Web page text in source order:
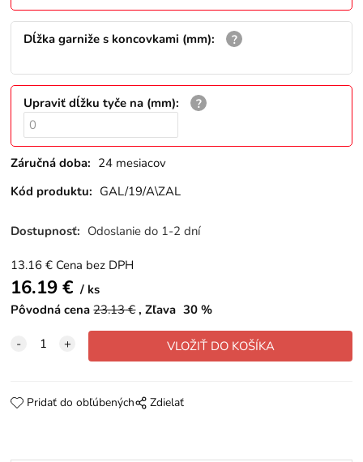
Dĺžka garniže s koncovkami (mm):
Upraviť dĺžku tyče na (mm):
Záručná doba: 24 mesiacov
Kód produktu: GAL/19/A\ZAL
Dostupnosť: Odoslanie do 1-2 dní
13.16 € Cena bez DPH
16.19€
ks
Pôvodná cena 23.13€ Zľava 30 %
Pridať do obľúbených Zdielať